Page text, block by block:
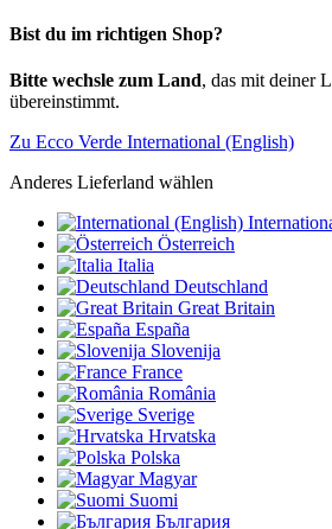
Bist du im richtigen Shop?
Bitte wechsle zum Land, das mit deiner
übereinstimmt.
Zu Ecco Verde International (English)
Anderes Lieferland wählen
Österreich
Italia
Deutschland
Great Britain
España
Slovenija
France
România
Sverige
Hrvatska
Polska
Magyar
Suomi
България